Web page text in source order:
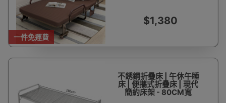
一件免運費
$1,380
不銹鋼折疊床 | 午休午睡
床 | 便攜式折疊床 | 現代
簡約床架 - 80CM寬